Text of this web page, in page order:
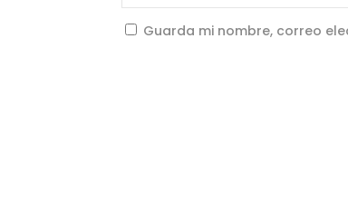
Guarda mi nombre, correo